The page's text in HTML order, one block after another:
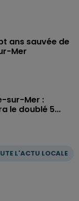
L'ACTU LOCALE
ans sauvée de
Mer
sur-Mer :
le doublé 5...